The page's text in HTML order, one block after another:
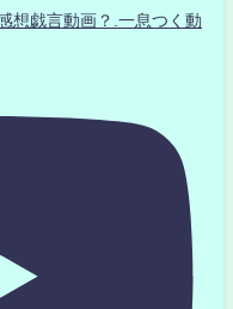
戯言動画？.一息つく動